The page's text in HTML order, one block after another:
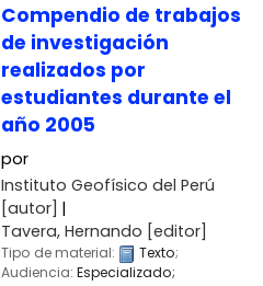
Compendio de trabajos
de investigación
realizados por
estudiantes durante el
año 2005
por
Instituto Geofísico del Perú
[autor]
Tavera, Hernando [editor]
Tipo de material: Texto;
Audiencia: Especializado;